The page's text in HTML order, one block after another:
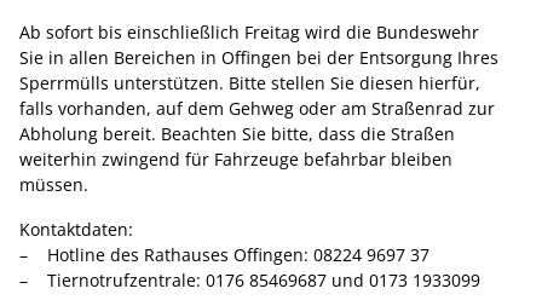
Ab sofort bis einschließlich Freitag wird die Bundeswehr
Sie in allen Bereichen in Offingen bei der Entsorgung Ihres
Sperrmülls unterstützen. Bitte stellen Sie diesen hierfür,
falls vorhanden, auf dem Gehweg oder am Straßenrad zur
Abholung bereit. Beachten Sie bitte, dass die Straßen
weiterhin zwingend für Fahrzeuge befahrbar bleiben
müssen.
Kontaktdaten:
– Hotline des Rathauses Offingen: 08224 9697 37
– Tiernotrufzentrale: 0176 85469687 und 0173 1933099